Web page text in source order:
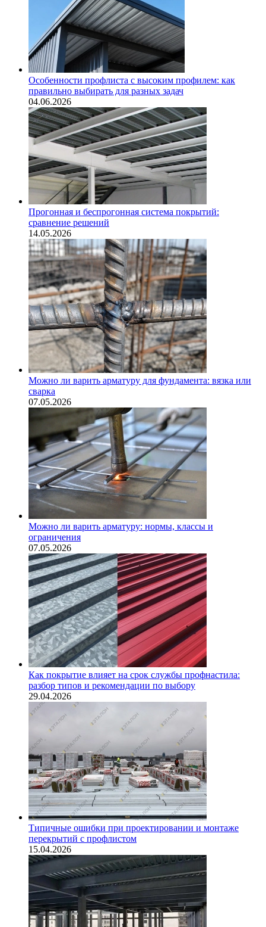
Особенности профлиста с высоким профилем: как
правильно выбирать для разных задач
04.06.2026
Прогонная и беспрогонная система покрытий:
сравнение решений
14.05.2026
Можно ли варить арматуру для фундамента: вязка или
сварка
07.05.2026
Можно ли варить арматуру: нормы, классы и
ограничения
07.05.2026
Как покрытие влияет на срок службы профнастила:
разбор типов и рекомендации по выбору
29.04.2026
Типичные ошибки при проектировании и монтаже
перекрытий с профлистом
15.04.2026